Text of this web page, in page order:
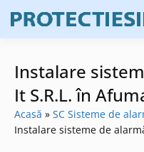
content
Instalare
It S.R.L. în
Acasă
SC Sisteme de
Instalare sisteme de